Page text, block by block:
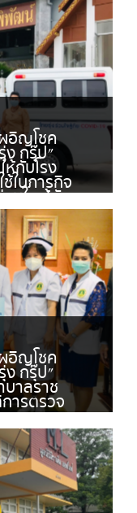
อิญโชค
ง กรุ๊ป”
กับโรง
ในภารกิจ
วมใจ สู้ภัย
อิญโชค
ง กรุ๊ป”
บาลราช
ารตรวจ